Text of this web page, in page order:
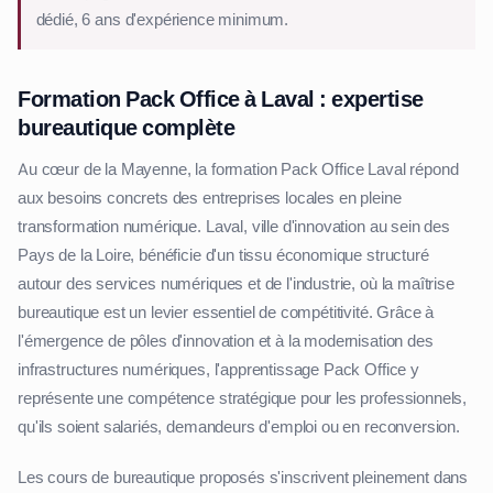
dédié, 6 ans d'expérience minimum.
Formation Pack Office à Laval : expertise
bureautique complète
Au cœur de la Mayenne, la formation Pack Office Laval répond
aux besoins concrets des entreprises locales en pleine
transformation numérique. Laval, ville d'innovation au sein des
Pays de la Loire, bénéficie d'un tissu économique structuré
autour des services numériques et de l'industrie, où la maîtrise
bureautique est un levier essentiel de compétitivité. Grâce à
l'émergence de pôles d'innovation et à la modernisation des
infrastructures numériques, l'apprentissage Pack Office y
représente une compétence stratégique pour les professionnels,
qu'ils soient salariés, demandeurs d'emploi ou en reconversion.
Les cours de bureautique proposés s'inscrivent pleinement dans